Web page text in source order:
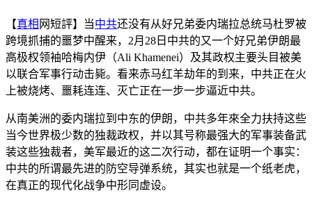
【真相 网短評】当中共还没有从好兄弟委内瑞拉总统马杜罗被
跨境抓捕的噩梦中醒来，2月28日中共的又一个好兄弟伊朗最
高极权领袖哈梅内伊（Ali Khamenei）及其政权主要头目被美
以联合军事行动击毙。看来赤马红羊劫年的到来，中共正在火
上被烧烤、噩耗连连、灭亡正在一步一步逼近中共。
从南美洲的委内瑞拉到中东的伊朗，中共多年來全力扶持这些
当今世界极少数的独裁政权，并以其号称最强大的军事装备武
装这些独裁者，美军最近的这二次行动，都在证明一个事实：
中共的所谓最先进的防空导弹系统，其实也就是一个纸老虎，
在真正的现代化战争中形同虚设。